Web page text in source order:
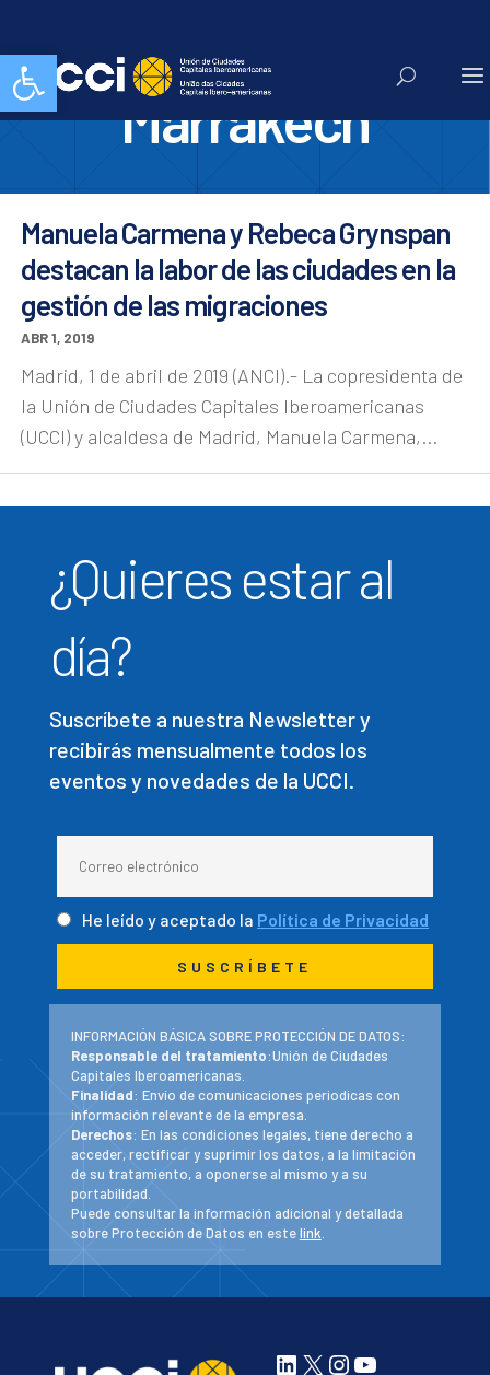
Abrir barra de herramientasPacto de
Marrakech
Manuela Carmena y Rebeca Grynspan
destacan la labor de las ciudades en la
gestión de las migraciones
ABR 1, 2019
Madrid, 1 de abril de 2019 (ANCI).- La copresidenta de
la Unión de Ciudades Capitales Iberoamericanas
(UCCI) y alcaldesa de Madrid, Manuela Carmena,...
¿Quieres estar al
día?
Suscríbete a nuestra Newsletter y
recibirás mensualmente todos los
eventos y novedades de la UCCI.
He leído y aceptado la Política de Privacidad
INFORMACIÓN BÁSICA SOBRE PROTECCIÓN DE DATOS:
Responsable del tratamiento:Unión de Ciudades
Capitales Iberoamericanas.
Finalidad: Envío de comunicaciones periodicas con
información relevante de la empresa.
Derechos: En las condiciones legales, tiene derecho a
acceder, rectificar y suprimir los datos, a la limitación
de su tratamiento, a oponerse al mismo y a su
portabilidad.
Puede consultar la información adicional y detallada
sobre Protección de Datos en estelink
LinkedIn
X Instagram
YouTube